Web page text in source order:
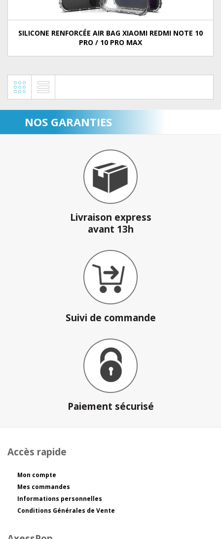
SILICONE RENFORCÉE AIR BAG XIAOMI REDMI NOTE 10
PRO / 10 PRO MAX
NOS GARANTIES
Livraison express
avant 13h
Suivi de commande
Paiement sécurisé
Accès rapide
Mon compte
Mes commandes
Informations personnelles
Conditions Générales de Vente